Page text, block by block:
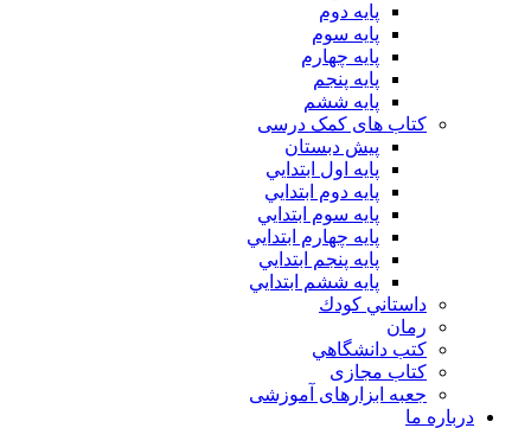
پایه دوم
پایه سوم
پایه چهارم
پايه پنجم
پایه ششم
کتاب های کمک درسی
پیش دبستان
پايه اول ابتدايي
پايه دوم ابتدايي
پايه سوم ابتدايي
پايه چهارم ابتدايي
پايه پنجم ابتدايي
پايه ششم ابتدايي
داستاني كودك
رمان
كتب دانشگاهي
کتاب مجازی
جعبه ابزارهای آموزشی
درباره ما